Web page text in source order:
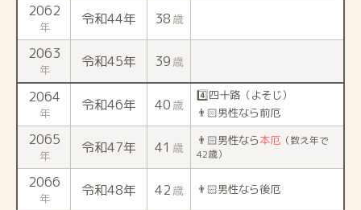
2062
年 令和44年 38 歳
2063
年 令和45年 39 歳
2064
年 令和46年 40 歳
4️⃣四十路（よそじ）
👨🏻男性なら前厄
2065
年 令和47年 41 歳 👨🏻男性なら本厄（数え年で
42歳）
2066
年 令和48年 42 歳 👨🏻男性なら後厄